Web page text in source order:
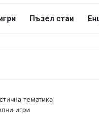
Пъзел стаи
тематика
игри